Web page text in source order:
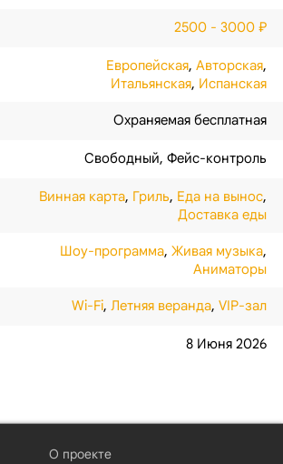
2500 - 3000 ₽
Европейская,Авторская,
Итальянская, Испанская
Охраняемая бесплатная
Свободный,Фейс-контроль
Винная карта, Гриль, Еда на вынос,
Доставка еды
Шоу-программа,Живая музыка,
Аниматоры
Wi-Fi,Летняя веранда,VIP-зал
8 Июня 2026
О проекте